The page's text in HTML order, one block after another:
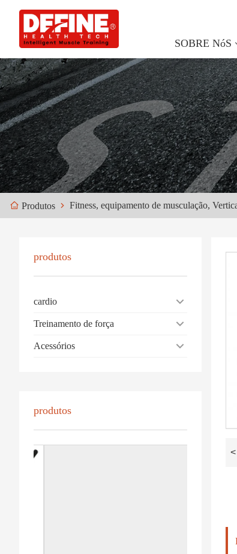
SOBRE NóS
Produtos Fitness, equipamento de musculação,
produtos
cardio
Treinamento de força
Acessórios
produtos
<